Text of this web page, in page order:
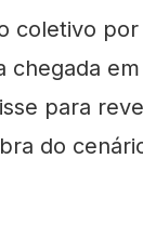
coletivo
chegada
para
do